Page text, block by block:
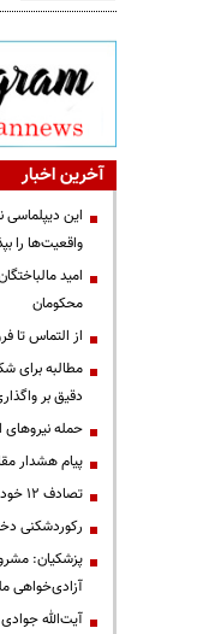
آخرین اخبار
این
واقعیت‌ها را
امید
محکومان
از التماس تا
مطالبه برای
دقیق بر
حمله نیروهای
پیام هشدار
تصادف ۱۲ خودرو در محور یاسوج ـ اصفهان
رکوردشکنی
پزشکیان:
آزادی‌خواهی
آیت‌الله